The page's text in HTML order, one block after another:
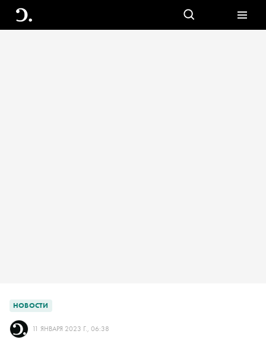
НОВОСТИ
11 ЯНВАРЯ 2023 Г., 06:38